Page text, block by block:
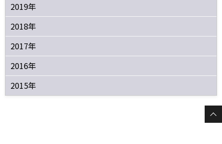
2019年
2018年
2017年
2016年
2015年